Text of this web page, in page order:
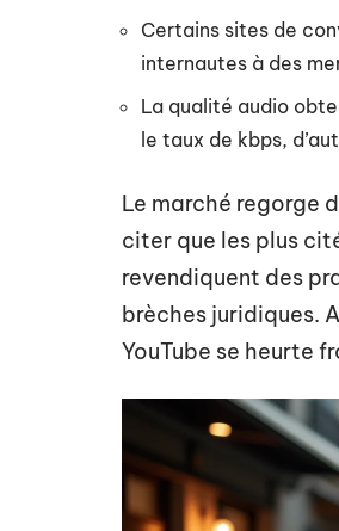
Certains sites de
internautes à des
La qualité audio
le taux de kbps,
Le marché regorge
citer que les plus
revendiquent des
brèches juridiques.
YouTube se heurte